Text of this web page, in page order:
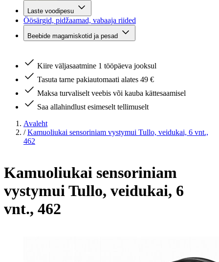
Laste voodipesu
Öösärgid, pidžaamad, vabaaja riided
Beebide magamiskotid ja pesad
Kiire väljasaatmine 1 tööpäeva jooksul
Tasuta tarne pakiautomaati alates 49 €
Maksa turvaliselt veebis või kauba kättesaamisel
Saa allahindlust esimeselt tellimuselt
Avaleht
/ Kamuoliukai sensoriniam vystymui Tullo, veidukai, 6 vnt.,
462
Kamuoliukai sensoriniam
vystymui Tullo, veidukai, 6
vnt., 462